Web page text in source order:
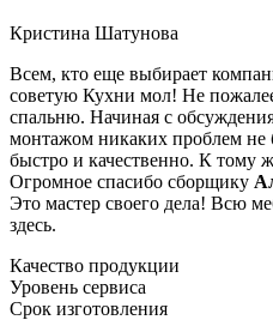
Кристина Шатунова
Всем, кто еще выбирает
советую Кухни мол! Не
спальню. Начиная с обсуждения
монтажом никаких проблем не
быстро и качественно. К тому
Огромное спасибо сборщику
Это мастер своего дела! Всю
здесь.
Качество продукции
Уровень сервиса
Срок изготовления